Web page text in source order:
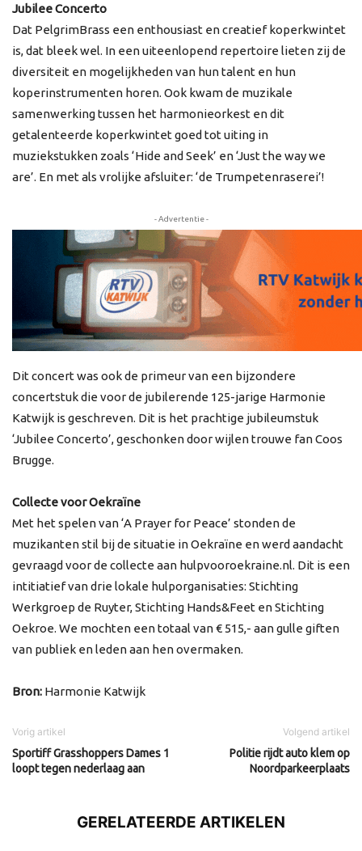
Jubilee Concerto
Dat PelgrimBrass een enthousiast en creatief koperkwintet
is, dat bleek wel. In een uiteenlopend repertoire lieten zij de
diversiteit en mogelijkheden van hun talent en hun
koperinstrumenten horen. Ook kwam de muzikale
samenwerking tussen het harmonieorkest en dit
getalenteerde koperkwintet goed tot uiting in
muziekstukken zoals ‘Hide and Seek’ en ‘Just the way we
are’. En met als vrolijke afsluiter: ‘de Trumpetenraserei’!
- Advertentie -
Dit concert was ook de primeur van een bijzondere
concertstuk die voor de jubilerende 125-jarige Harmonie
Katwijk is geschreven. Dit is het prachtige jubileumstuk
‘Jubilee Concerto’, geschonken door wijlen trouwe fan Coos
Brugge.
Collecte voor Oekraïne
Met het spelen van ‘A Prayer for Peace’ stonden de
muzikanten stil bij de situatie in Oekraïne en werd aandacht
gevraagd voor de collecte aan hulpvooroekraine.nl. Dit is een
intitiatief van drie lokale hulporganisaties: Stichting
Werkgroep de Ruyter, Stichting Hands&Feet en Stichting
Oekroe. We mochten een totaal van € 515,- aan gulle giften
van publiek en leden aan hen overmaken.
Bron: Harmonie Katwijk
Vorig artikel
Sportiff Grasshoppers Dames 1
loopt tegen nederlaag aan
Volgend artikel
Politie rijdt auto klem op
Noordparkeerplaats
GERELATEERDE ARTIKELEN